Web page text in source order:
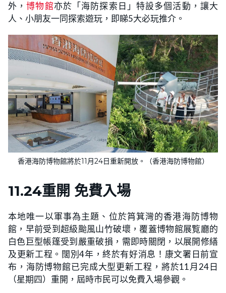
外，博物館亦於「海防探索日」特設多個活動，讓大
人、小朋友一同探索遊玩，即睇5大必玩推介。
香港海防博物館將於11月24日重新開放。（香港海防博物館）
11.24重開 免費入場
本地唯一以軍事為主題、位於筲箕灣的香港海防博物
館，早前受到超級颱風山竹破壞，覆蓋博物館展覧廳的
白色巨型帳篷受到嚴重破損，需即時關閉，以展開修繕
及更新工程。闊別4年，終於有好消息！康文署日前宣
布，海防博物館已完成大型更新工程，將於11月24日
（星期四）重開，屆時市民可以免費入場參觀。